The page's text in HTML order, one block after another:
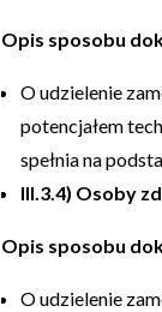
Opis sposobu
O udzielenie
potencjałem
spełnia na
III.3.4) Osoby
Opis sposobu
O udzielenie